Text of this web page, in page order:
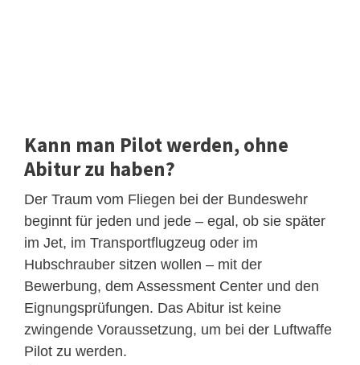
Kann man Pilot werden, ohne
Abitur zu haben?
Der Traum vom Fliegen bei der Bundeswehr
beginnt für jeden und jede – egal, ob sie später
im Jet, im Transportflugzeug oder im
Hubschrauber sitzen wollen – mit der
Bewerbung, dem Assessment Center und den
Eignungsprüfungen. Das Abitur ist keine
zwingende Voraussetzung, um bei der Luftwaffe
Pilot zu werden.